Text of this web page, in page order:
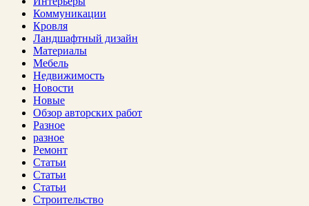
Коммуникации
Кровля
Ландшафтный дизайн
Материалы
Мебель
Недвижимость
Новости
Новые
Обзор авторских работ
Разное
разное
Ремонт
Статьи
Статьи
Статьи
Строительство